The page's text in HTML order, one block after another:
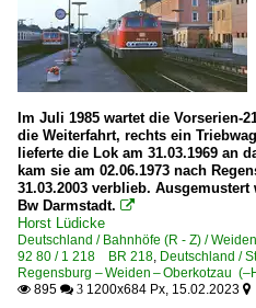
Im Juli 1985 wartet die Vorserien-
die Weiterfahrt, rechts ein
lieferte die Lok am 31.03.1969 an
kam sie am 02.06.1973 nach
31.03.2003 verblieb. Ausgemustert
Bw Darmstadt. 
Horst Lüdicke
Deutschland / Bahnhöfe (R - Z) /
92 80 / 1 218 BR 218, Deutschland /
Regensburg – Weiden – Oberkotzau
 895  3 1200x684 Px, 15.02.2023 